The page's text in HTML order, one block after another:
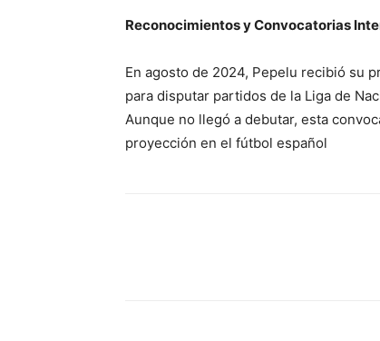
Reconocimientos y Convocatorias
En agosto de 2024, Pepelu recibió su
para disputar partidos de la Liga de
Aunque no llegó a debutar, esta
proyección en el fútbol español